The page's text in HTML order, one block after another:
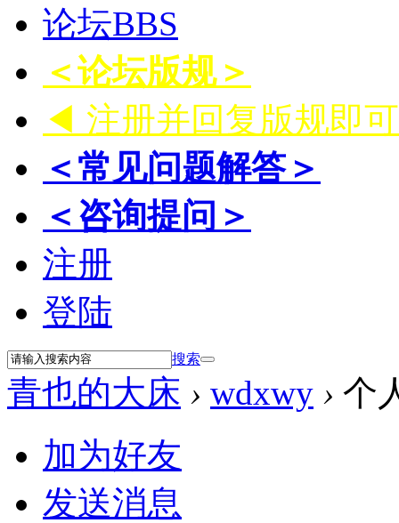
论坛BBS
＜论坛版规＞
◀ 注册并回复版规即
＜常见问题解答＞
＜咨询提问＞
注册
登陆
搜索
青也的大床 › wdxwy › 个
加为好友
发送消息